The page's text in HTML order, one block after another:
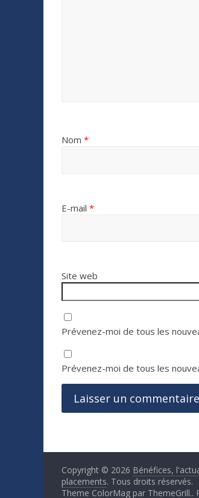
Nom *
E-mail *
Site web
Prévenez-moi de tous les
Prévenez-moi de tous les
Copyright © 2026 Bénéfices,
placements. Tous droits réservés.
Theme ColorMag par ThemeGrill..